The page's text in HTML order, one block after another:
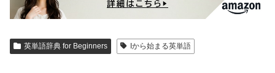
英単語辞典 for Beginners Iから始まる英単語